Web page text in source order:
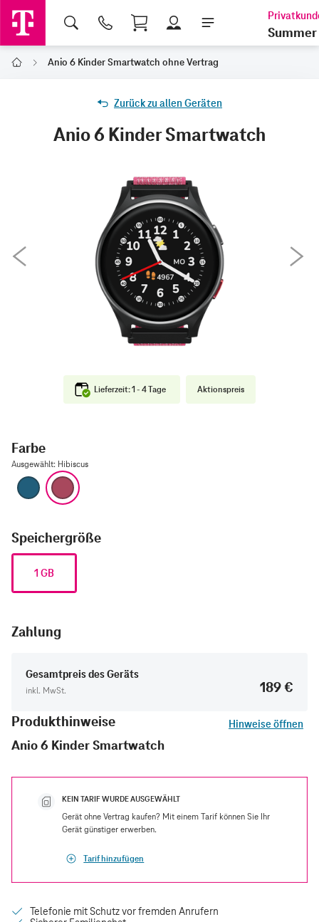
Shopping Cart
Summer
Home Anio 6 Kinder Smartwatch ohne Vertrag
Zurück zu allen Geräten
Anio 6 Kinder Smartwatch
Lieferzeit: 1 - 4 Tage Aktionspreis
Farbe
Ausgewählt: Hibiscus
Blau
Speichergröße
1 GB
Zahlung
Gesamtpreis des Geräts
inkl. MwSt.
189 €
Produkthinweise
Hinweise öffnen
Anio 6 Kinder Smartwatch
KEIN TARIF WURDE AUSGEWÄHLT
Gerät ohne Vertrag kaufen? Mit einem Tarif können Sie Ihr
Gerät günstiger erwerben.
Tarif hinzufügen